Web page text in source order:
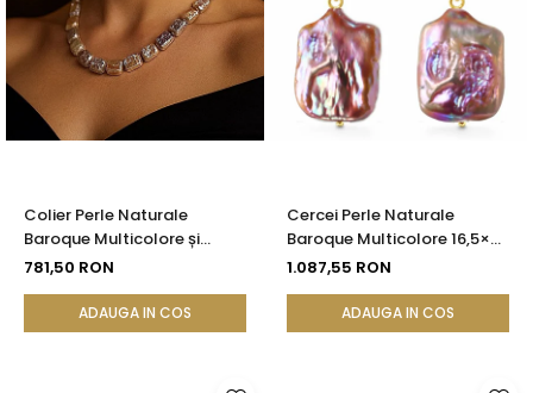
Colier Perle Naturale
Baroque Multicolore și
Închizătoare Argint 925 |
781,50 RON
ADAUGA IN COS
Cercei Perle Naturale
Baroque Multicolore 16,5×25
mm, Aur 14K (aur 585),
1.087,55 RON
ADAUGA IN COS